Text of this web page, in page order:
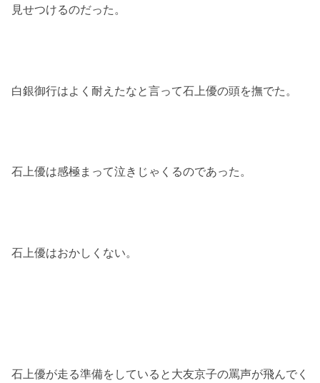
見せつけるのだった。
白銀御行はよく耐えたなと言って石上優の頭を撫でた。
石上優は感極まって泣きじゃくるのであった。
石上優はおかしくない。
石上優が走る準備をしていると大友京子の罵声が飛んでく